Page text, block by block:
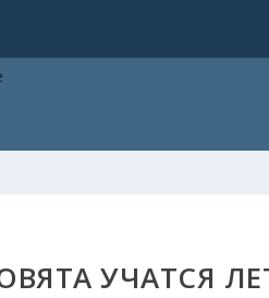
УЧАТСЯ